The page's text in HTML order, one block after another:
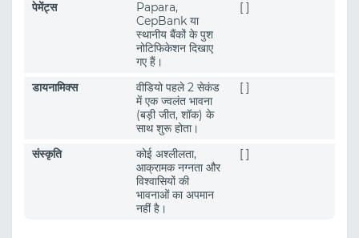
पेमेंट्स
Papara,
CepBank या
स्थानीय बैंकों के पुश
नोटिफिकेशन दिखाए
गए हैं।
[ ]
डायनामिक्स
वीडियो पहले 2 सेकंड
में एक ज्वलंत भावना
(बड़ी जीत, शॉक) के
साथ शुरू होता।
[ ]
संस्कृति
कोई अश्लीलता,
आक्रामक नग्नता और
विश्वासियों की
भावनाओं का अपमान
नहीं है।
[ ]